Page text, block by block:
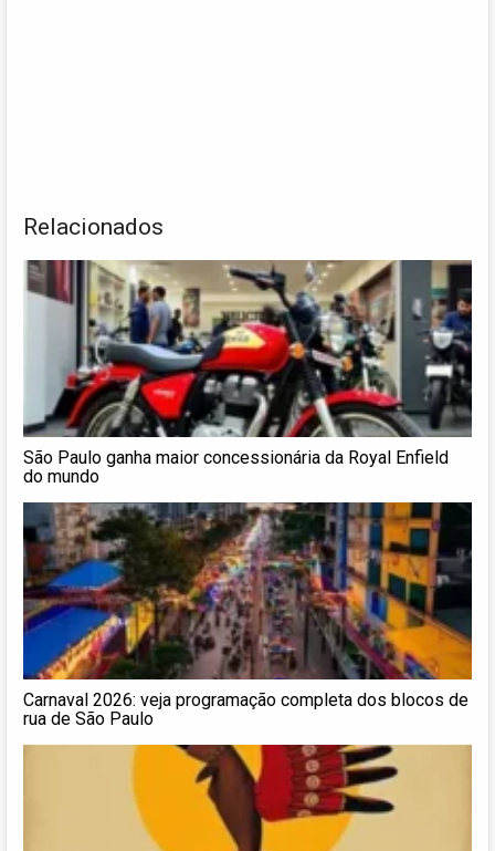
Relacionados
São Paulo ganha maior concessionária da Royal Enfield
do mundo
Carnaval 2026: veja programação completa dos blocos de
rua de São Paulo